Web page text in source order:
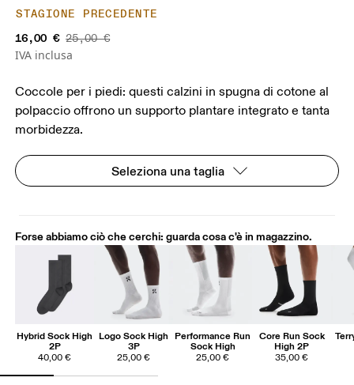
STAGIONE PRECEDENTE
16,00 € 25,00 €
IVA inclusa
Coccole per i piedi: questi calzini in spugna di cotone al
polpaccio offrono un supporto plantare integrato e tanta
morbidezza.
Seleziona una taglia
Forse abbiamo ciò che cerchi: guarda cosa c'è in magazzino.
Hybrid Sock High
2P
40,00 €
Logo Sock High
3P
25,00 €
Performance Run
Sock High
25,00 €
Core Run Sock
High 2P
35,00 €